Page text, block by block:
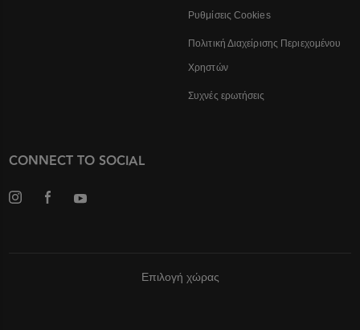
Ρυθμίσεις Cookies
Πολιτική Διαχείρισης Περιεχομένου
Χρηστών
Συχνές ερωτήσεις
CONNECT TO SOCIAL
Επιλογή χώρας